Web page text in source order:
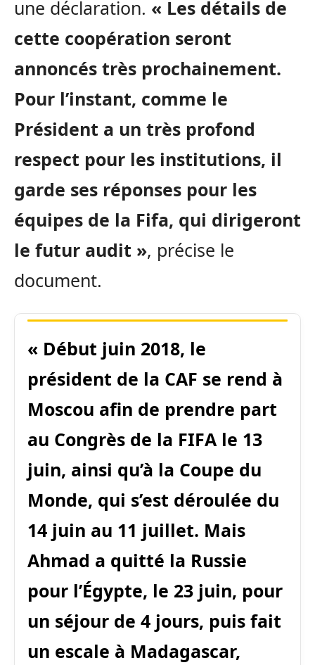
une déclaration. « Les détails de
cette coopération seront
annoncés très prochainement.
Pour l’instant, comme le
Président a un très profond
respect pour les institutions, il
garde ses réponses pour les
équipes de la Fifa, qui dirigeront
le futur audit », précise le
document.
« Début juin 2018, le
président de la CAF se rend à
Moscou afin de prendre part
au Congrès de la FIFA le 13
juin, ainsi qu’à la Coupe du
Monde, qui s’est déroulée du
14 juin au 11 juillet. Mais
Ahmad a quitté la Russie
pour l’Égypte, le 23 juin, pour
un séjour de 4 jours, puis fait
un escale à Madagascar,